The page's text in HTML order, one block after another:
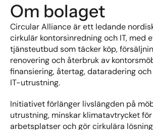
Om bolaget
Circular Alliance är ett ledande
cirkulär kontorsinredning och IT, med
tjänsteutbud som täcker köp,
renovering och återbruk av
finansiering, återtag, dataradering
IT-utrustning.
Initiativet förlänger livslängden på
utrustning, minskar klimatavtrycket
arbetsplatser och gör cirkulära